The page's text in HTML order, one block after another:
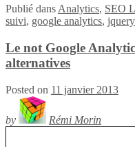
Publié dans Analytics, SEO
suivi, google analytics, jquery
Le not Google
alternatives
Posted on 11 janvier 2013
by Rémi Morin